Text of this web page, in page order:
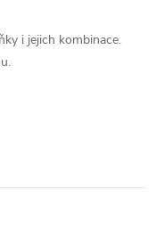
i jejich kombinace.